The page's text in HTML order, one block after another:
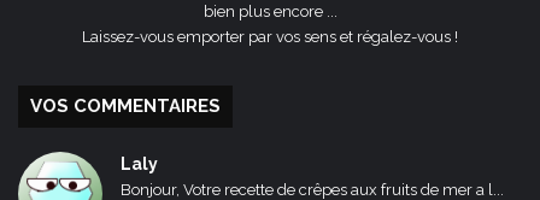
bien plus encore ...
Laissez-vous emporter par vos sens et régalez-vous !
VOS COMMENTAIRES
Laly
Bonjour, Votre recette de crêpes aux fruits de mer a l...